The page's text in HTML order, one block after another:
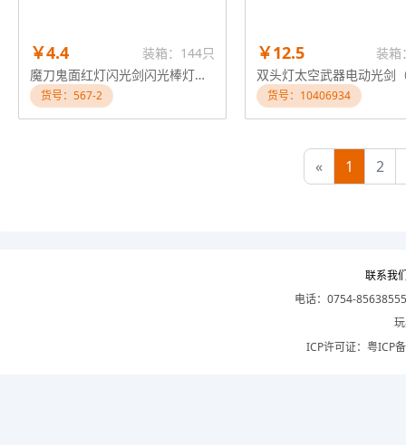
￥4.4
装箱：144只
魔刀鬼面红灯闪光剑闪光棒灯光玩具闪光玩具武士刀
货号：567-2
￥12.5 装箱
货号：10406934
« 1 2
联系我
电话：0754-
ICP许可证： 粤ICP